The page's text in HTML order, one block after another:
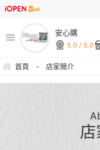
安心購
5.0 / 5.0
首頁 - 店家簡介